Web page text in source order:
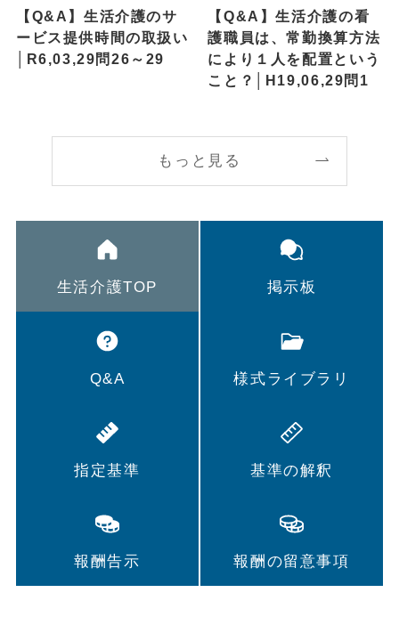
【Q&A】生活介護のサ
ービス提供時間の取扱い
│R6,03,29問26～29
【Q&A】生活介護の看
護職員は、常勤換算方法
により１人を配置という
こと？│H19,06,29問1
もっと見る
生活介護TOP 掲示板
Q&A 様式ライブラリ
指定基準 基準の解釈
報酬告示 報酬の留意事項